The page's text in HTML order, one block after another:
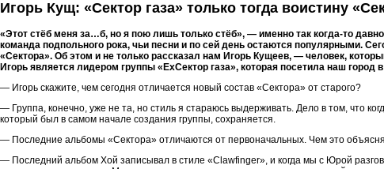
Игорь Кущ: «Сектор газа» только тогда воистину
«Этот стёб меня за…б, но я пою лишь только стёб», — именно так когда-то
команда подпольного рока, чьи песни и по сей день остаются популярными.
«Сектора». Об этом и не только рассказал нам Игорь Кущеев, — человек,
Игорь является лидером группы «ЕхСектор газа», которая посетила наш город
— Игорь скажите, чем сегодня отличается новый состав «Сектора» от старого?
— Группа, конечно, уже не та, но стиль я стараюсь выдерживать. Дело в том, что
который был в самом начале создания группы, сохраняется.
— Последние альбомы «Сектора» отличаются от первоначальных. Чем это
— Последний альбом Хой записывал в стиле «Clawfinger», и когда мы с Юрой